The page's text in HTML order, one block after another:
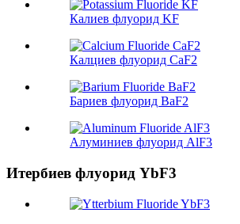
Калиев флуорид KF
Калциев флуорид CaF2
Бариев флуорид BaF2
Алуминиев флуорид AlF3
Итербиев флуорид YbF3